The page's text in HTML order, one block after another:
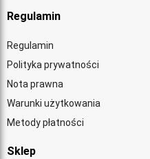
Regulamin
Regulamin
Polityka prywatności
Nota prawna
Warunki użytkowania
Metody płatności
Sklep